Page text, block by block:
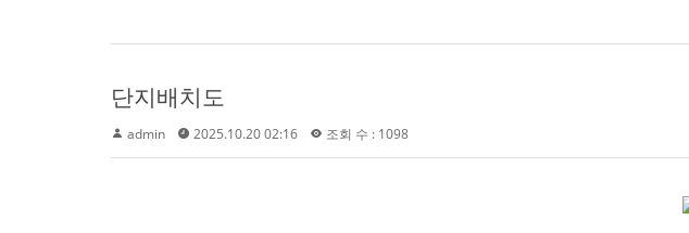
단지배치도
admin 2025.10.20 02:16 조회 수 : 1098